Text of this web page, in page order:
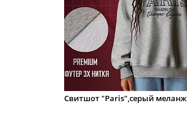
Свитшот "Paris",серый меланж